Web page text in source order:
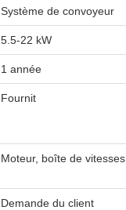
Système de convoyeur
5.5-22 kW
1 année
Fournit
Moteur, boîte de vitesses
Demande du client